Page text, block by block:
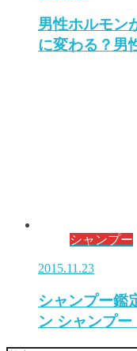
男性ホルモン
に変わる？男
シャンプー
2015.11.23
シャンプー鑑
ン シャンプー